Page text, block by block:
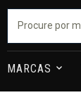
MARCAS